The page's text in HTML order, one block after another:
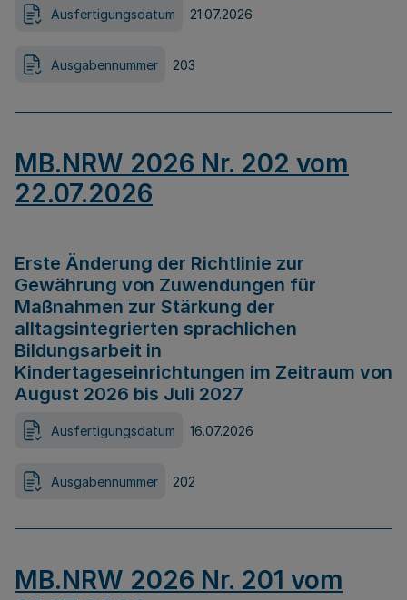
Ausfertigungsdatum 21.07.2026
Ausgabennummer 203
MB.NRW 2026 Nr. 202 vom
22.07.2026
Erste Änderung der Richtlinie zur
Gewährung von Zuwendungen für
Maßnahmen zur Stärkung der
alltagsintegrierten sprachlichen
Bildungsarbeit in
Kindertageseinrichtungen im Zeitraum von
August 2026 bis Juli 2027
Ausfertigungsdatum 16.07.2026
Ausgabennummer 202
MB.NRW 2026 Nr. 201 vom